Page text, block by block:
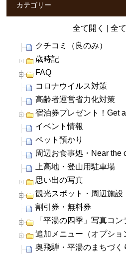
カテゴリー
全て開く 全
クチコミ（良のみ）
歳時記
FAQ
コロナウイルス対策
高齢者運営省力化対策
宿泊券プレゼント！Get a
イベント情報
ペット預かり
周辺お食事処・Near the
上高地・登山用駐車場
思い出の写真
観光スポット・周辺施設
割引券・無料券
「平湯の四季」写真コン
追加メニュー（オプショ
奥飛騨・平湯のまちづく